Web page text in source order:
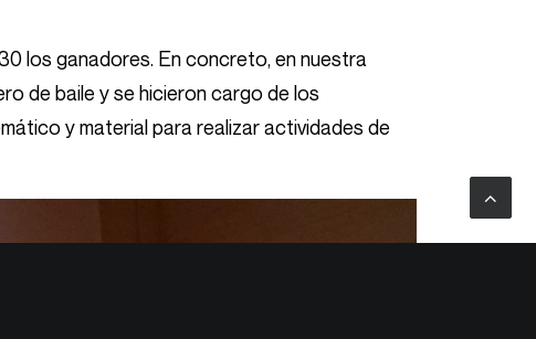
los ganadores. En concreto, en nuestra
de baile y se hicieron cargo de los
y material para realizar actividades de